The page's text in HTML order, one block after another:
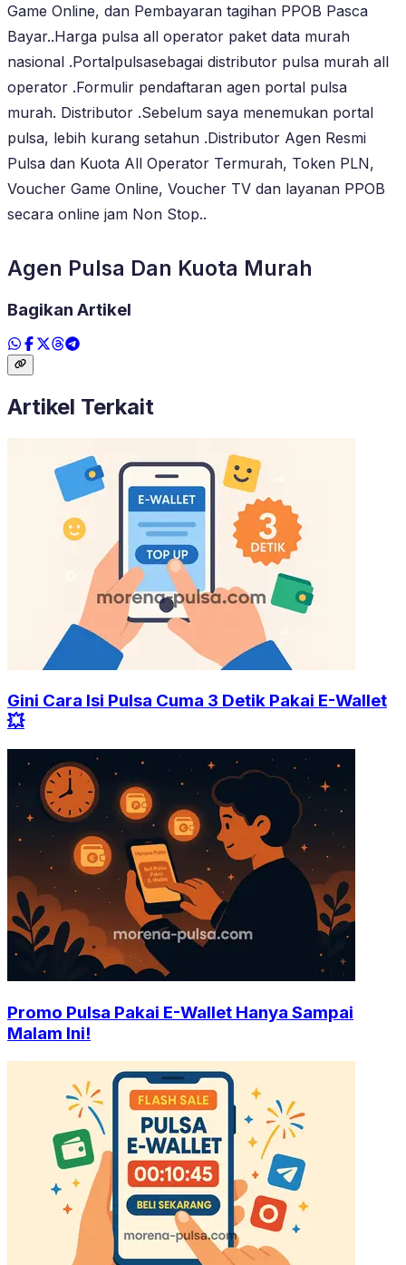
Game Online, dan Pembayaran tagihan PPOB Pasca
Bayar..Harga pulsa all operator paket data murah
nasional .Portalpulsasebagai distributor pulsa murah all
operator .Formulir pendaftaran agen portal pulsa
murah. Distributor .Sebelum saya menemukan portal
pulsa, lebih kurang setahun .Distributor Agen Resmi
Pulsa dan Kuota All Operator Termurah, Token PLN,
Voucher Game Online, Voucher TV dan layanan PPOB
secara online jam Non Stop..
Agen Pulsa Dan Kuota Murah
Bagikan Artikel
Artikel Terkait
Gini Cara Isi Pulsa Cuma 3 Detik Pakai E-Wallet
💥
Promo Pulsa Pakai E-Wallet Hanya Sampai
Malam Ini!